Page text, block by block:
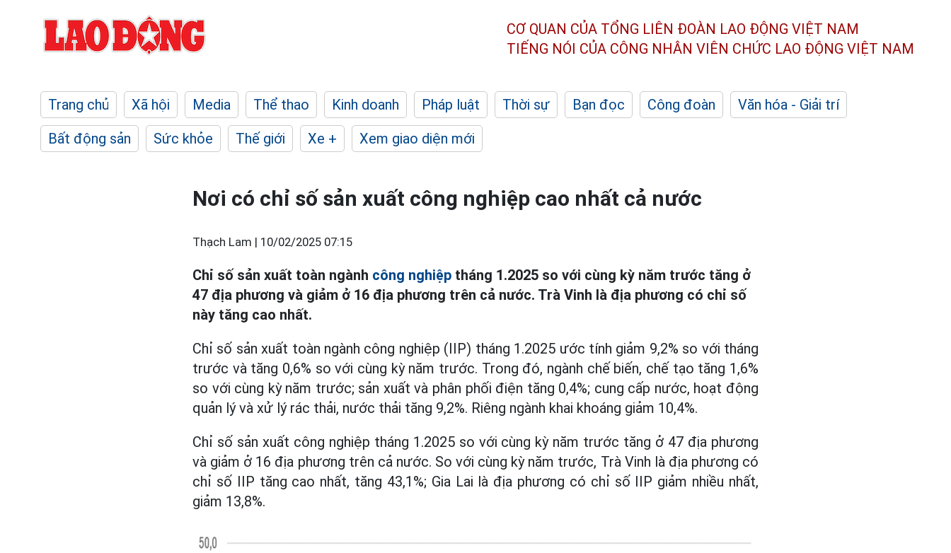
CƠ QUAN CỦA TỔNG LIÊN ĐOÀN LAO ĐỘNG VIỆT NAM
TIẾNG NÓI CỦA CÔNG NHÂN VIÊN CHỨC LAO ĐỘNG VIỆT NAM
Trang chủ Xã hội Media Thể thao Kinh doanh Pháp luật Thời sự Bạn đọc Công đoàn
Văn hóa - Giải trí
Bất động sản
Sức khỏe Thế giới Xe + Xem giao diện mới
Nơi có chỉ số sản xuất công nghiệp cao nhất cả nước
Thạch Lam | 10/02/2025 07:15
Chỉ số sản xuất toàn ngành công nghiệp tháng 1.2025 so với cùng kỳ năm trước tăng ở
47 địa phương và giảm ở 16 địa phương trên cả nước. Trà Vinh là địa phương có chỉ số
này tăng cao nhất.
Chỉ số sản xuất toàn ngành công nghiệp (IIP) tháng 1.2025 ước tính giảm 9,2% so với tháng
trước và tăng 0,6% so với cùng kỳ năm trước. Trong đó, ngành chế biến, chế tạo tăng 1,6%
so với cùng kỳ năm trước; sản xuất và phân phối điện tăng 0,4%; cung cấp nước, hoạt động
quản lý và xử lý rác thải, nước thải tăng 9,2%. Riêng ngành khai khoáng giảm 10,4%.
Chỉ số sản xuất công nghiệp tháng 1.2025 so với cùng kỳ năm trước tăng ở 47 địa phương
và giảm ở 16 địa phương trên cả nước. So với cùng kỳ năm trước, Trà Vinh là địa phương có
chỉ số IIP tăng cao nhất, tăng 43,1%; Gia Lai là địa phương có chỉ số IIP giảm nhiều nhất,
giảm 13,8%.